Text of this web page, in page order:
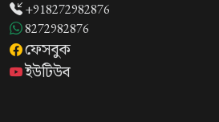
+918272982876
8272982876
ফেসবুক
ইউটিউব